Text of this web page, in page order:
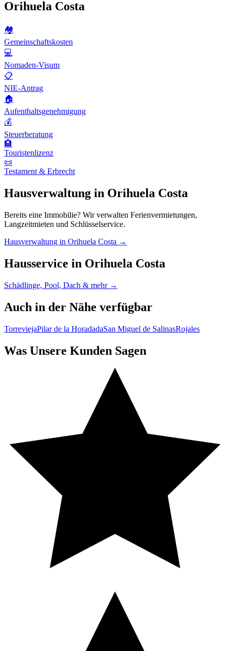
Orihuela Costa
🏘️
Gemeinschaftskosten
💻
Nomaden-Visum
📋
NIE-Antrag
🏠
Aufenthaltsgenehmigung
💰
Steuerberatung
🏨
Touristenlizenz
📜
Testament & Erbrecht
Hausverwaltung in Orihuela Costa
Bereits eine Immobilie? Wir verwalten Ferienvermietungen,
Langzeitmieten und Schlüsselservice.
Hausverwaltung in Orihuela Costa →
Hausservice in Orihuela Costa
Schädlinge, Pool, Dach & mehr →
Auch in der Nähe verfügbar
TorreviejaPilar de la HoradadaSan Miguel de SalinasRojales
Was Unsere Kunden Sagen